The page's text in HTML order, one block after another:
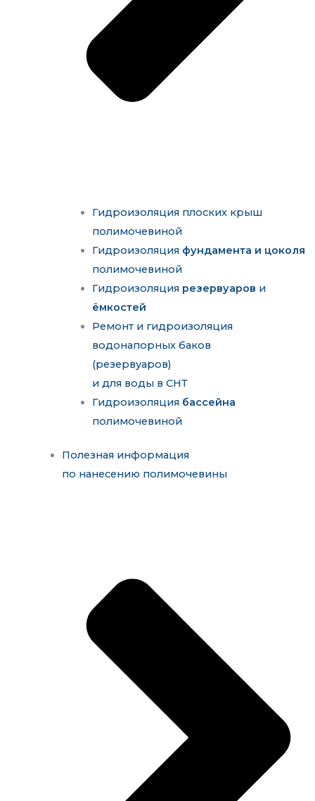
Гидроизоляция плоских крыш
полимочевиной
Гидроизоляция фундамента и цоколя
полимочевиной
Гидроизоляция резервуаров и
ёмкостей
Ремонт и гидроизоляция
водонапорных баков
(резервуаров)
и для воды в СНТ
Гидроизоляция бассейна
полимочевиной
Полезная информация
по нанесению полимочевины